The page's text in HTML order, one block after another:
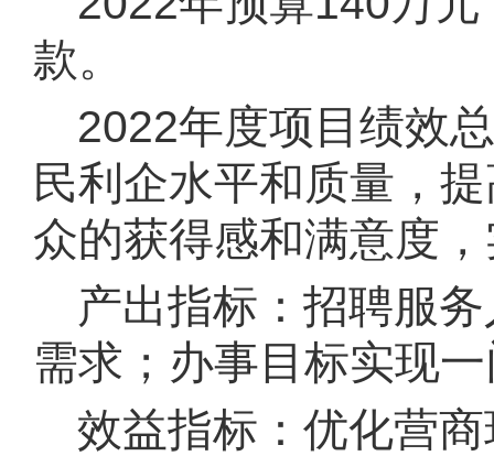
款。
2022年度项目绩效
民利企水平和质量，
众的获得感和满意度
产出指标：招聘服
需求 ； 办事目标实现
效益指标：优化营